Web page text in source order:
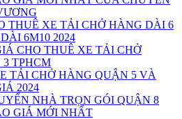
THUÊ XE TẢI CHỞ HÀNG DÀI 6
6M10 2024
CHO THUÊ XE TẢI CHỞ
TPHCM
TẢI CHỞ HÀNG QUẬN 5 VÀ
2024
NHÀ TRỌN GÓI QUẬN 8
GIÁ MỚI NHẤT